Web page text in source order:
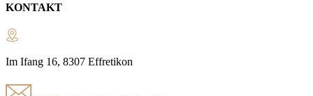
KONTAKT
Im Ifang 16, 8307 Effretikon